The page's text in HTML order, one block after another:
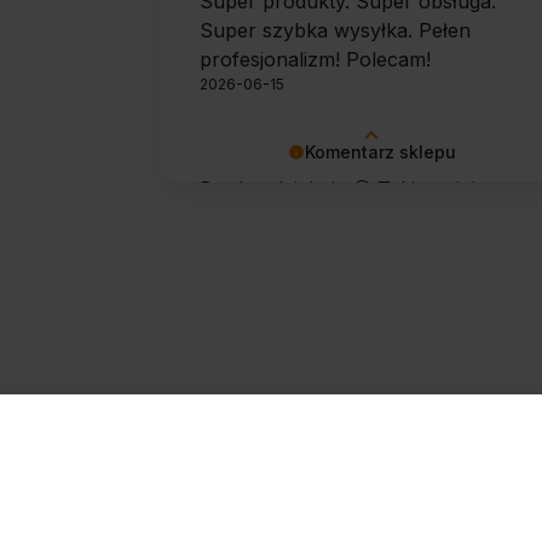
Komentarz sklepu
Bardzo dziękuję 🙂 Takie opinie
Super szybka wysyłka. Pełen
profesjonalizm! Polecam!
2026-06-15